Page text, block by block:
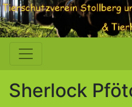
Sherlock